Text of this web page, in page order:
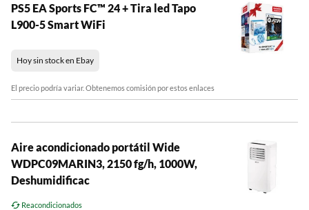
PS5 EA Sports FC™ 24 + Tira led Tapo
L900-5 Smart WiFi
Hoy sin stock en Ebay
El precio podría variar. Obtenemos comisión por estos enlaces
Aire acondicionado portátil Wide
WDPC09MARIN3, 2150 fg/h, 1000W,
Deshumidificac
Reacondicionados